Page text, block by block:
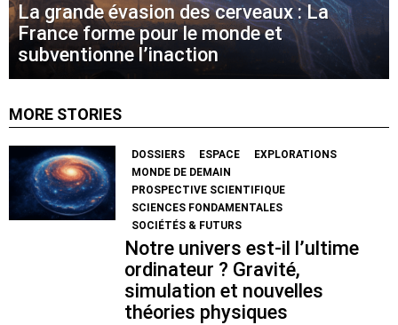
La grande évasion des cerveaux : La
France forme pour le monde et
subventionne l’inaction
MORE STORIES
DOSSIERS ESPACE
EXPLORATIONS
MONDE DE DEMAIN
PROSPECTIVE SCIENTIFIQUE
SCIENCES FONDAMENTALES
SOCIÉTÉS & FUTURS
Notre univers est-il l’ultime
ordinateur ? Gravité,
simulation et nouvelles
théories physiques